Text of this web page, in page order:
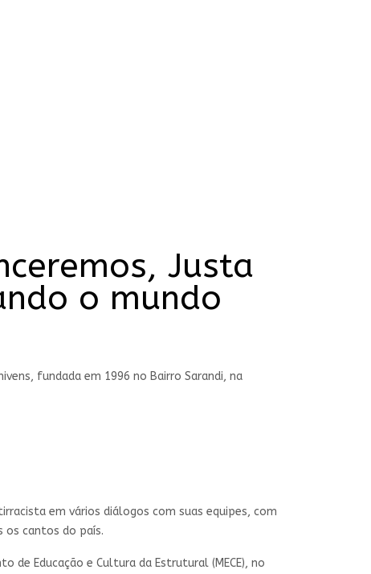
Justa
o mundo
fundada em 1996 no Bairro Sarandi, na
em vários diálogos com suas equipes, com
cantos do país.
de Educação e Cultura da Estrutural (MECE), no